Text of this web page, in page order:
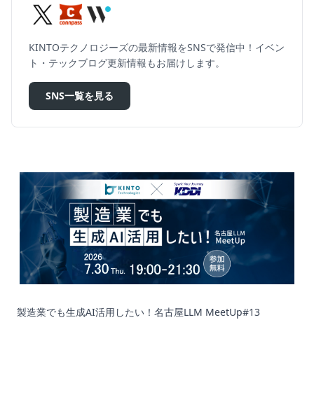
KINTOテクノロジーズの最新情報をSNSで発信中！イベン
ト・テックブログ更新情報もお届けします。
SNS一覧を見る
製造業でも生成AI活用したい！名古屋LLM MeetUp#13